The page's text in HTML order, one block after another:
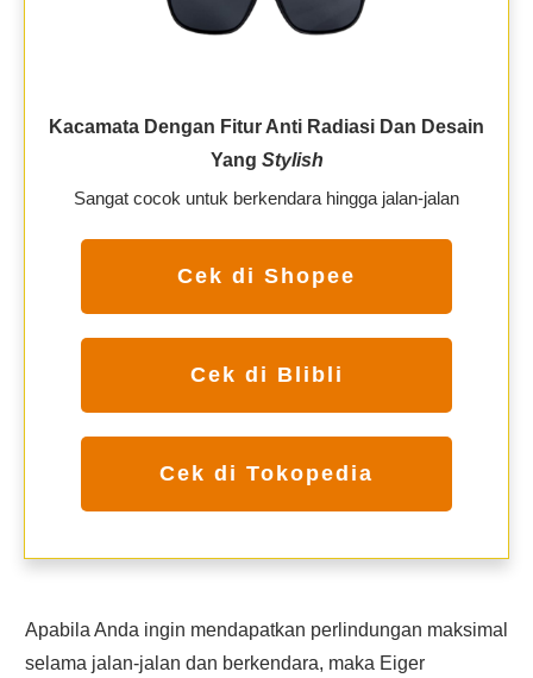
Kacamata Dengan Fitur Anti Radiasi Dan Desain
Yang Stylish
Sangat cocok untuk berkendara hingga jalan-jalan
Cek di Shopee
Cek di Blibli
Cek di Tokopedia
Apabila Anda ingin mendapatkan perlindungan maksimal
selama jalan-jalan dan berkendara, maka Eiger